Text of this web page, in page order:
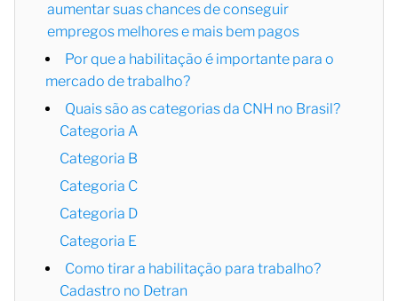
aumentar suas chances de conseguir
empregos melhores e mais bem pagos
Por que a habilitação é importante para o
mercado de trabalho?
Quais são as categorias da CNH no Brasil?
Categoria A
Categoria B
Categoria C
Categoria D
Categoria E
Como tirar a habilitação para trabalho?
Cadastro no Detran